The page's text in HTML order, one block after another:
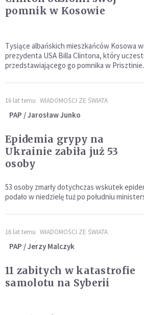
pomnik w Kosowie
Tysiące albańskich mieszkańców Kosowa
prezydenta USA Billa Clintona, który
przedstawiającego go pomnika w Prisztinie.
16 lat temu WIADOMOŚCI ZE ŚWIATA
PAP / Jarosław Junko
Epidemia grypy na
Ukrainie zabiła już 53
osoby
53 osoby zmarły dotychczas wskutek
podało w niedzielę tuż po południu
16 lat temu WIADOMOŚCI ZE ŚWIATA
PAP / Jerzy Malczyk
11 zabitych w katastrofie
samolotu na Syberii